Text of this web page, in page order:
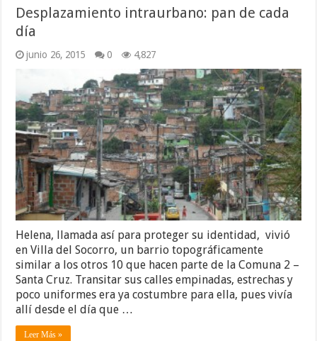
Desplazamiento intraurbano: pan de cada
día
junio 26, 2015 0 4,827
Helena, llamada así para proteger su identidad, vivió
en Villa del Socorro, un barrio topográficamente
similar a los otros 10 que hacen parte de la Comuna 2 –
Santa Cruz. Transitar sus calles empinadas, estrechas y
poco uniformes era ya costumbre para ella, pues vivía
allí desde el día que …
Leer Más »